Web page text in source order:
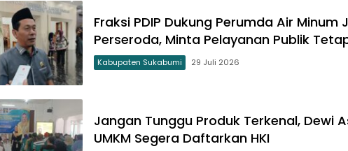
Fraksi PDIP Dukung Perumda Air Minum
Perseroda, Minta Pelayanan Publik
Kabupaten Sukabumi 29 Juli 2026
Jangan Tunggu Produk Terkenal, Dewi
UMKM Segera Daftarkan HKI